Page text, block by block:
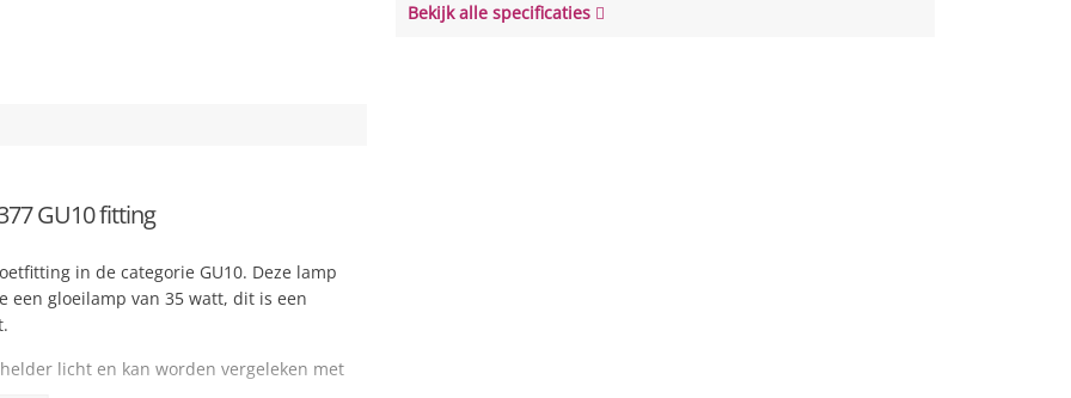
GU10 fitting
in de categorie GU10. Deze lamp
een gloeilamp van 35 watt, dit is een
licht en kan worden vergeleken met
Bekijk alle specificaties